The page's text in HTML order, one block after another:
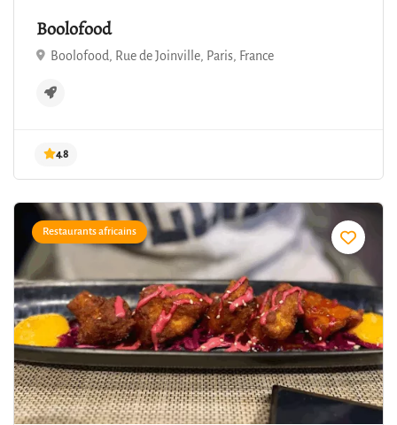
4.8
Boolofood
Boolofood, Rue de Joinville, Paris, France
Restaurants africains